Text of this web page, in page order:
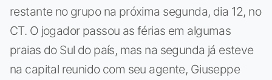
restante no grupo na próxima segunda, dia 12, no
CT. O jogador passou as férias em algumas
praias do Sul do país, mas na segunda já esteve
na capital reunido com seu agente, Giuseppe